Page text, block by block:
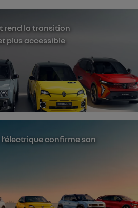
rend la transition
plus accessible
confirme son